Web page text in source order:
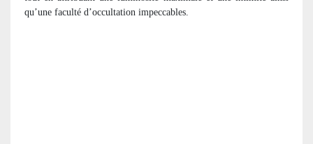
qu’une faculté d’occultation impeccables.